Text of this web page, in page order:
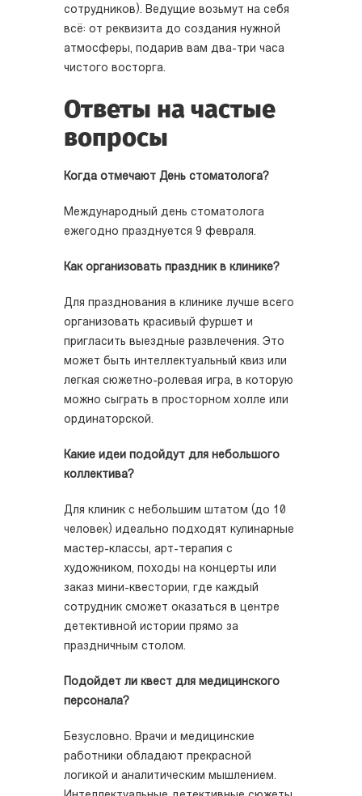
сотрудников). Ведущие возьмут на себя
всё: от реквизита до создания нужной
атмосферы, подарив вам два-три часа
чистого восторга.
Ответы на частые
вопросы
Когда отмечают День стоматолога?
Международный день стоматолога
ежегодно празднуется 9 февраля.
Как организовать праздник в клинике?
Для празднования в клинике лучше всего
организовать красивый фуршет и
пригласить выездные развлечения. Это
может быть интеллектуальный квиз или
легкая сюжетно-ролевая игра, в которую
можно сыграть в просторном холле или
ординаторской.
Какие идеи подойдут для небольшого
коллектива?
Для клиник с небольшим штатом (до 10
человек) идеально подходят кулинарные
мастер-классы, арт-терапия с
художником, походы на концерты или
заказ мини-квестории, где каждый
сотрудник сможет оказаться в центре
детективной истории прямо за
праздничным столом.
Подойдет ли квест для медицинского
персонала?
Безусловно. Врачи и медицинские
работники обладают прекрасной
логикой и аналитическим мышлением.